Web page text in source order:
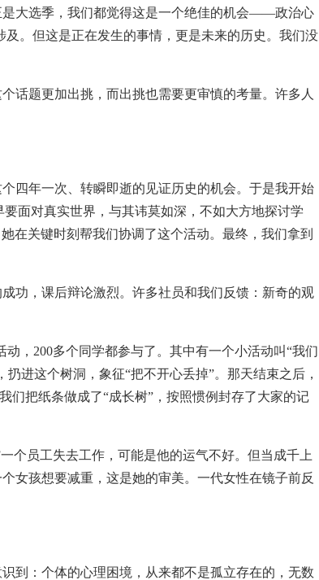
大选季，我们都觉得这是一个绝佳的机会——政治心
。但这是正在发生的事情，更是未来的历史。我们没
题更加出挑，而出挑也需要更审慎的考量。许多人
年一次、转瞬即逝的见证历史的机会。于是我开始
面对真实世界，与其讳莫如深，不如大方地探讨学
在关键时刻帮我们协调了这个活动。最终，我们拿到
，课后辩论激烈。许多社员和我们反馈：新奇的观
，200多个同学都参与了。其中有一个小活动叫“我们
进这个树洞，象征“把不开心丢掉”。那天结束之后，
们把纸条做成了“成长树”，按照惯例封存了大家的记
员工失去工作，可能是他的运气不好。但当成千上
女孩想要减重，这是她的审美。一代女性在镜子前反
：个体的心理困境，从来都不是孤立存在的，无数